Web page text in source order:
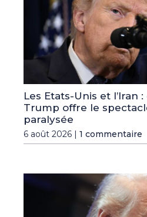
Les Etats-Unis et l’Iran
Trump offre le
paralysée
6 août 2026 | 1 commentaire